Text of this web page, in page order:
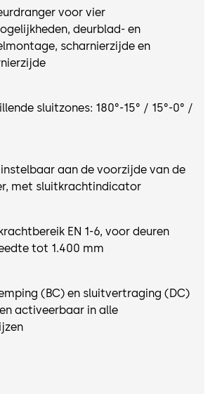
voor vier
deurblad- en
scharnierzijde en
sluitzones: 180°-15° / 15°-0° /
aan de voorzijde van de
met sluitkrachtindicator
EN 1-6, voor deuren
tot 1.400 mm
(BC) en sluitvertraging (DC)
activeerbaar in alle